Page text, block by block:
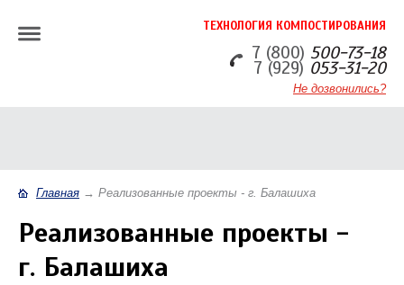
ТЕХНОЛОГИЯ КОМПОСТИРОВАНИЯ
7 (800) 500-73-18
7 (929) 053-31-20
Не дозвонились?
Главная → Реализованные проекты - г. Балашиха
Реализованные проекты -
г. Балашиха